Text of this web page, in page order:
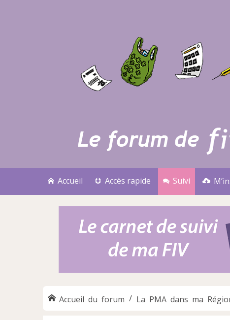
Accueil Accès rapide Suivi
Accueil du forum La PMA dans ma